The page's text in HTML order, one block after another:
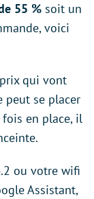
55 % soit un
voici
qui vont
peut se placer
en place, il
ou votre wifi
Assistant,